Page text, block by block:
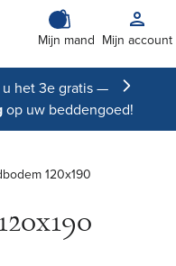
Mijn mand Mijn account
het 3e gratis —
op uw beddengoed!
120x190